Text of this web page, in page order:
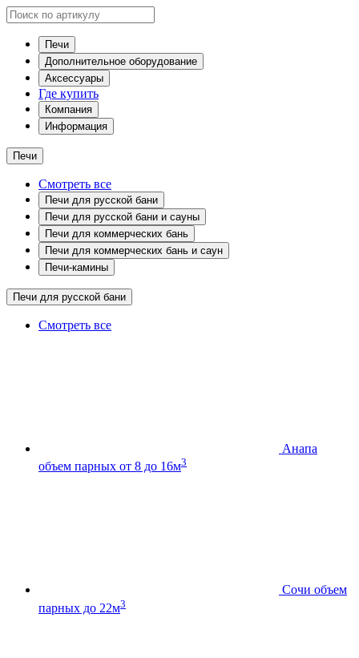
Печи
Дополнительное оборудование
Аксессуары
Где купить
Компания
Информация
Печи
Смотреть все
Печи для русской бани
Печи для русской бани и сауны
Печи для коммерческих бань
Печи для коммерческих бань и саун
Печи-камины
Печи для русской бани
Смотреть все
Анапа
объем парных от 8 до 16м3
Сочи объем
парных до 22м3